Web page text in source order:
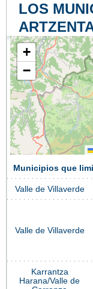
LOS
+
−
Municipios que
Valle de Villaverde
Valle de Villaverde
Karrantza
Harana/Valle de